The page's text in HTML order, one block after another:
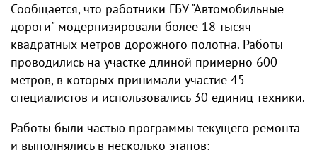
Сообщается, что работники ГБУ "Автомобильные
дороги" модернизировали более 18 тысяч
квадратных метров дорожного полотна. Работы
проводились на участке длиной примерно 600
метров, в которых принимали участие 45
специалистов и использовались 30 единиц техники.
Работы были частью программы текущего ремонта
и выполнялись в несколько этапов: